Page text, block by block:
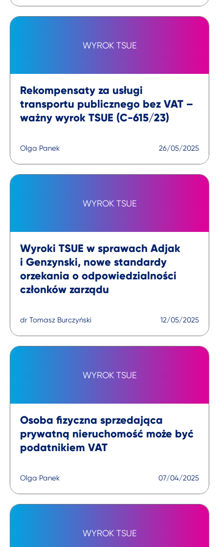
WYROK TSUE
Rekompensaty za usługi
transportu publicznego bez VAT –
ważny wyrok TSUE (C-615/23)
Olga Panek 26/05/2025
WYROK TSUE
Wyroki TSUE w sprawach Adjak
i Genzynski, nowe standardy
orzekania o odpowiedzialności
członków zarządu
dr Tomasz Burczyński 12/05/2025
WYROK TSUE
Osoba fizyczna sprzedająca
prywatną nieruchomość może być
podatnikiem VAT
Olga Panek 07/04/2025
WYROK TSUE